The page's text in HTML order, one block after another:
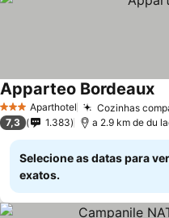
3 EstrelasAparthotel Cozinhas
Apparteo Bordeaux
7,3 1.383 a 2.9 km de du
Selecione as datas para
exatos.